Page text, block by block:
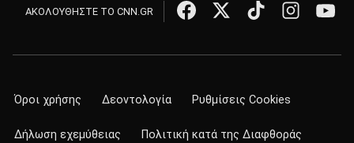
ΑΚΟΛΟΥΘΗΣΤΕ ΤΟ CNN.GR
Όροι χρήσης Δεοντολογία Ρυθμίσεις Cookies
Δήλωση εχεμύθειας Πολιτική κατά της Διαφθοράς